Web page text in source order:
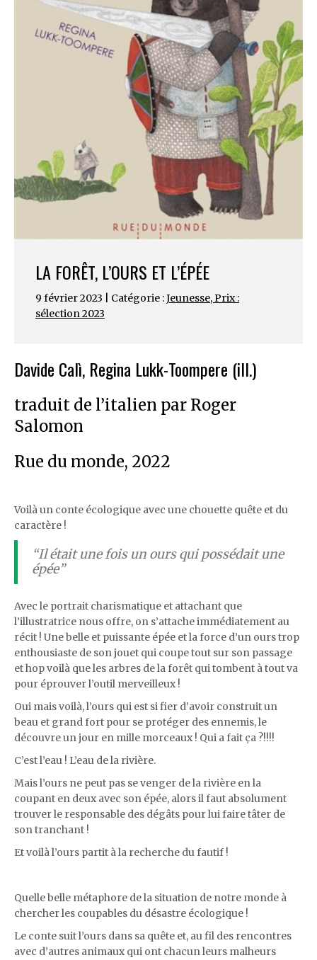
LA FORÊT, L’OURS ET L’ÉPÉE
9 février 2023 | Catégorie :Jeunesse,Prix :
sélection 2023
Davide Calì, Regina Lukk-Toompere (ill.)
traduit de l’italien par Roger
Salomon
Rue du monde, 2022
Voilà un conte écologique avec une chouette quête et du
caractère !
“Il était une fois un ours qui possédait une
épée”
Avec le portrait charismatique et attachant que
l’illustratrice nous offre, on s’attache immédiatement au
récit ! Une belle et puissante épée et la force d’un ours trop
enthousiaste de son jouet qui coupe tout sur son passage
et hop voilà que les arbres de la forêt qui tombent à tout va
pour éprouver l’outil merveilleux !
Oui mais voilà, l’ours qui est si fier d’avoir construit un
beau et grand fort pour se protéger des ennemis, le
découvre un jour en mille morceaux ! Qui a fait ça ?!!!!
C’est l’eau ! L’eau de la rivière.
Mais l’ours ne peut pas se venger de la rivière en la
coupant en deux avec son épée, alors il faut absolument
trouver le responsable des dégâts pour lui faire tâter de
son tranchant !
Et voilà l’ours partit à la recherche du fautif !
Quelle belle métaphore de la situation de notre monde à
chercher les coupables du désastre écologique !
Le conte suit l’ours dans sa quête et, au fil des rencontres
avec d’autres animaux qui ont chacun leurs malheurs